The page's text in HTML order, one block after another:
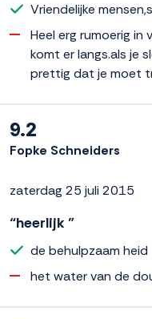
Vriendelijke
Heel erg rumoerig in
komt er langs.als je
prettig dat je moet
9.2
Fopke Schneiders
zaterdag 25 juli 2015
“heerlijk ”
de behulpzaam heid
het water van de